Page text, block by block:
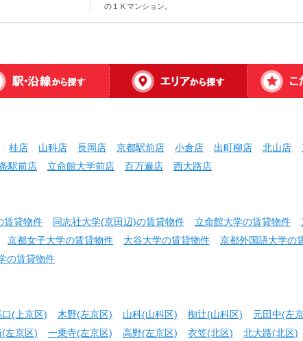
の１Ｋマンション。
桂店 山科店 長岡店 京都駅前店 小倉店 出町柳店 北山店
駅前店 立命館大学前店 百万遍店 西大路店
賃貸物件 同志社大学(京田辺)の賃貸物件 立命館大学の賃貸物件
京都女子大学の賃貸物件 大谷大学の賃貸物件 京都外国語大学の
の賃貸物件
口(上京区) 木野(左京区) 山科(山科区) 椥辻(山科区) 元田中(左
左京区) 一乗寺(左京区) 高野(左京区) 衣笠(北区) 北大路(北区)